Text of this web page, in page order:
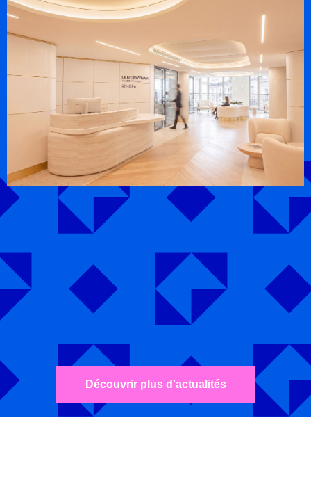
Découvrir plus d'actualités